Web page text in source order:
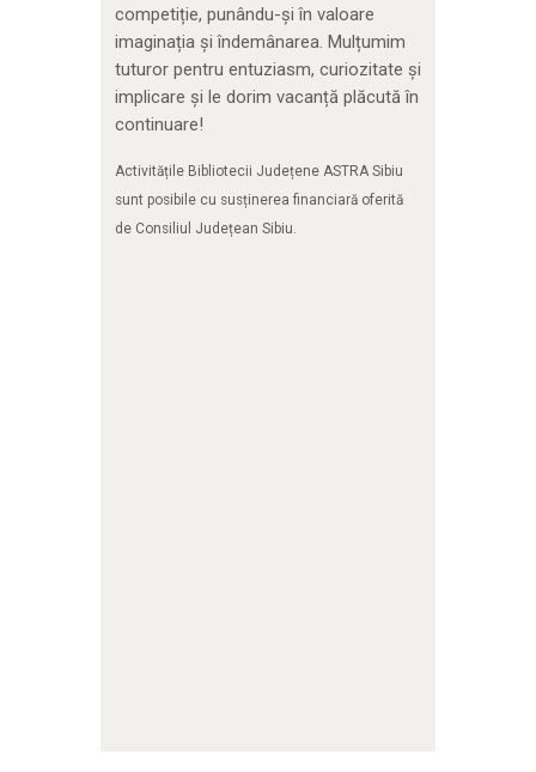
competiție, punându-și în valoare
imaginația și îndemânarea. Mulțumim
tuturor pentru entuziasm, curiozitate și
implicare și le dorim vacanță plăcută în
continuare!
Activitățile Bibliotecii Județene ASTRA Sibiu
sunt posibile cu susținerea financiară oferită
de Consiliul Județean Sibiu.